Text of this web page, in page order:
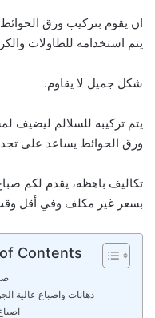
ان يقوم بتركيب ورق
يتم استخدامه للطاولات
شكل جميل لا يقاوم.
يتم تركيبه للسلالم ليضيف
ورق الحوائط يساعد على
تكاليف باهظه، يقدم لكم
بسعر غير مكلف وفي أقل
Contents
دهانات واصباغ عالية